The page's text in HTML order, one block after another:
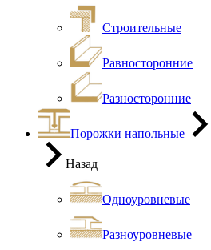
Строительные
Равносторонние
Разносторонние
Порожки напольные
Назад
Одноуровневые
Разноуровневые